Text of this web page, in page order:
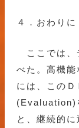
４．おわりに
ここでは、
べた。高機
には、この
(Evaluation)
と、継続的に